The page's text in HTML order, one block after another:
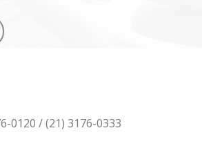
0120 /(21) 3176-0333